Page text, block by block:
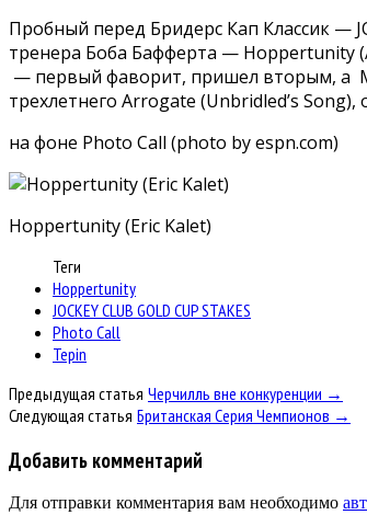
Пробный перед Бридерс Кап Классик —
тренера Боба Бафферта — Hoppertunity
— первый фаворит, пришел вторым, а
трехлетнего Arrogate (Unbridled’s
на фоне Photo Call (photo by espn.com)
Hoppertunity (Eric Kalet)
Теги
Hoppertunity
JOCKEY CLUB GOLD CUP STAKES
Photo Call
Tepin
Предыдущая статья Черчилль вне конкуренции →
Следующая статья Британская Серия Чемпионов →
Добавить комментарий
Для отправки комментария вам необходимо